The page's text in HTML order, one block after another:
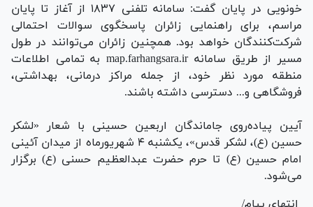
خونویی در پایان گفت: سامانه تلفنی ۱۸۳۷ از آغاز تا پایان
مراسم، برای راهنمایی زائران پاسخگوی سوالات احتمالی
شرکت‌کنندگان خواهد بود. همچنین زائران می‌توانند در طول
مسیر از طریق سامانه map.farhangsara.ir به تمامی اطلاعات
منطقه مورد نظر خود، از جمله مراکز درمانی، بهداشتی،
فروشگاهی و... دسترسی داشته باشند.
آیین پیاده‌روی جاماندگان اربعین حسینی با شعار «لشکر
حسین (ع)، لشکر قدس»، یکشنبه ۴ شهریورماه از میدان آئینی
امام حسین (ع) تا حرم حضرت عبدالعظیم حسنی (ع) برگزار
می‌شود.
انتهای پیام/